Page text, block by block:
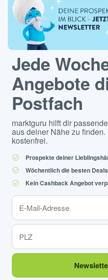
Jede
Angebote
Postfach
marktguru hilft dir
aus deiner Nähe zu
kostenfrei.
Prospekte deiner
Wöchentlich die besten Deals
Kein Cashback Angebot